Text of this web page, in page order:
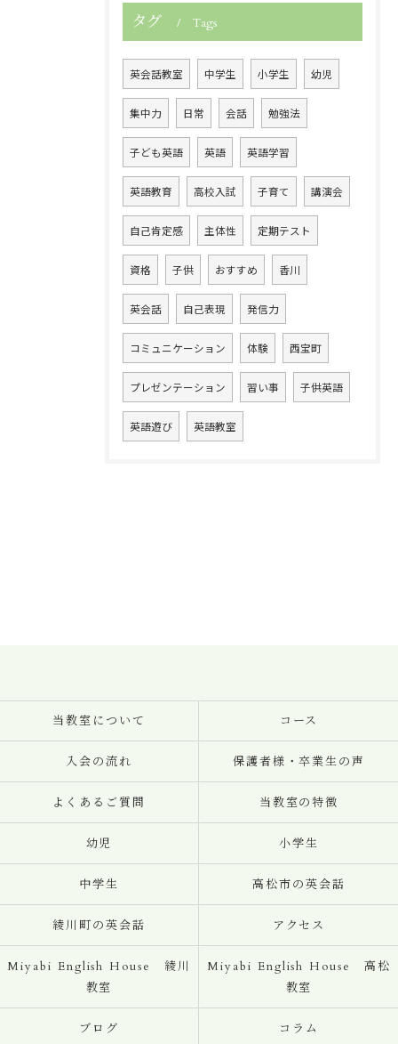
タグ Tags
英会話教室 中学生 小学生 幼児
集中力 日常 会話 勉強法
子ども英語 英語 英語学習
英語教育 高校入試 子育て 講演会
自己肯定感 主体性 定期テスト
資格 子供 おすすめ 香川
英会話 自己表現 発信力
コミュニケーション 体験 西宝町
プレゼンテーション 習い事 子供英語
英語遊び 英語教室
当教室について コース
入会の流れ 保護者様・卒業生の声
よくあるご質問 当教室の特徴
幼児 小学生
中学生 高松市の英会話
綾川町の英会話 アクセス
Miyabi English House 綾川
教室
Miyabi English House 高松
教室
ブログ コラム